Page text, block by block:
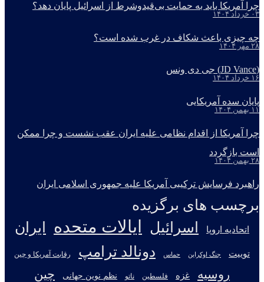
چرا آمریکا باید به حمایت بی‌قیدوشرط از اسرائیل پایان دهد؟
۰۳ خرداد ۱۴۰۴
چه چیزی باعث شکاف در غرب شده است؟
۲۸ مهر ۱۴۰۴
(JD Vance) جی دی ونس
۱۶ خرداد ۱۴۰۴
پایان سده آمریکایی
۱۱ بهمن ۱۴۰۴
چرا آمریکا از اقدام نظامی علیه ایران عقب نشست و چرا ممکن
است بازگردد
۲۸ بهمن ۱۴۰۴
راهبرد فرسایش ترکیبی آمریکا علیه جمهوری اسلامی ایران
برچسب های برگزیده
اتحادیه اروپا اسرائیل ایالات متحده ایران
توییت جنگ اوکراین حماس دونالد ترامپ رقابت آمریکا و چین
روسیه غزه فلسطین ناتو نظم نوین جهانی چین